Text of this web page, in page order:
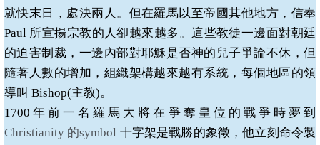
就快末日，處決兩人。但在羅馬以至帝國其他地方，信奉
Paul 所宣揚宗教的人卻越來越多。這些教徒一邊面對朝廷
的迫害制裁，一邊內部對耶穌是否神的兒子爭論不休，但
隨著人數的增加，組織架構越來越有系統，每個地區的領
導叫 Bishop(主教)。
1700 年前一名羅馬大將在爭奪皇位的戰爭時夢到
Christianity 的symbol 十字架是戰勝的象徵，他立刻命令製